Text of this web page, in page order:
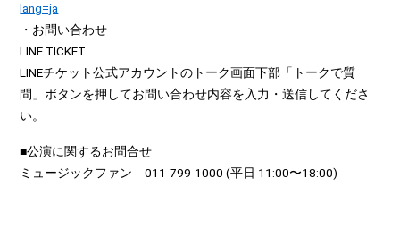
lang=ja
・お問い合わせ
LINE TICKET
LINEチケット公式アカウントのトーク画面下部「トークで質
問」ボタンを押してお問い合わせ内容を入力・送信してくださ
い。
■公演に関するお問合せ
ミュージックファン 011-799-1000 (平日 11:00〜18:00)